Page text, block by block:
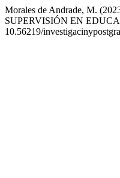
Morales de Andrade, M.
SUPERVISIÓN EN
10.56219/